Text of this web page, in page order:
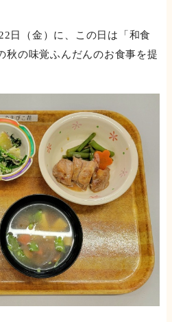
日（金）に、この日は「和食
秋の味覚ふんだんのお食事を提